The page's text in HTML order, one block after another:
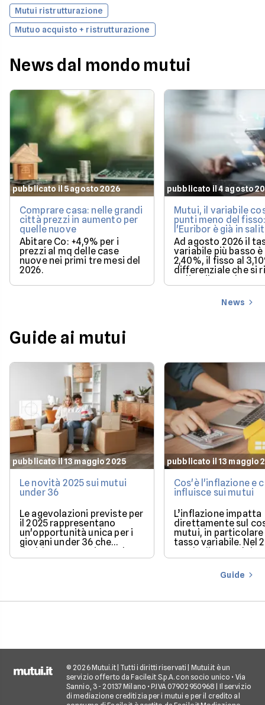
Mutui ristrutturazione
Mutuo acquisto + ristrutturazione
News dal mondo mutui
pubblicato il 5 agosto 2026
Comprare casa: nelle grandi
città prezzi in aumento per
quelle nuove
Abitare Co: +4,9% per i
prezzi al mq delle case
nuove nei primi tre mesi del
2026.
pubblicato il 4 agosto
Mutui, il variabile
punti meno del
l'Euribor è già in
Ad agosto 2026 il
variabile più basso è
2,40%, il fisso al
differenziale che si
se l'Euribor sale
previsto entro
News
Guide ai mutui
pubblicato il 13 maggio 2025
Le novità 2025 sui mutui
under 36
Le agevolazioni previste per
il 2025 rappresentano
un'opportunità unica per i
giovani under 36 che
desiderano acquistare la
loro prima casa.
pubblicato il 13 maggio
Cos'è l'inflazione e
influisce sui mutui
L’inflazione impatta
direttamente sul
mutui, in particolare
tasso variabile. Nel
con la discesa dei
il mercato offre
più favorevoli per
finanziareGuide
© 2026 Mutui.it | Tutti i diritti riservati | Mutui.it è un
servizio offerto da Facile.it S.p.A. con socio unico • Via
Sannio, 3 - 20137 Milano • P.IVA 07902950968 | Il servizio
di mediazione creditizia per i mutui e per il credito al